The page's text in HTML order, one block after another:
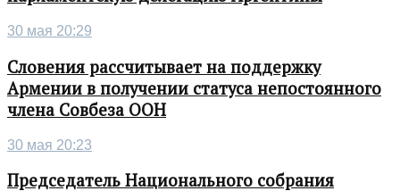
30 мая 20:29
Словения рассчитывает на поддержку
Армении в получении статуса непостоянного
члена Совбеза ООН
30 мая 20:23
Председатель Национального собрания